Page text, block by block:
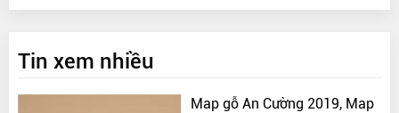
Tin xem nhiều
Map gỗ An Cường 2019, Map